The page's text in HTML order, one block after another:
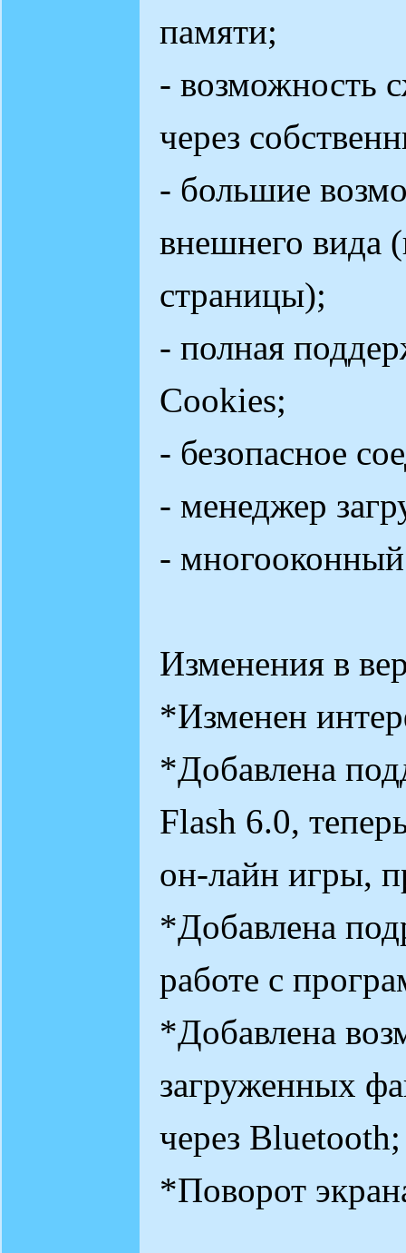
памяти;
- возможность
через
- большие
внешнего
страницы);
- полная
Cookies;
- безопасное
- менеджер
-
Изменения в
*Изменен
*Добавлена
Flash 6.0,
он-лайн игры,
*Добавлена
работе с
*Добавлена
загруженных
через Bluetooth;
*Поворот